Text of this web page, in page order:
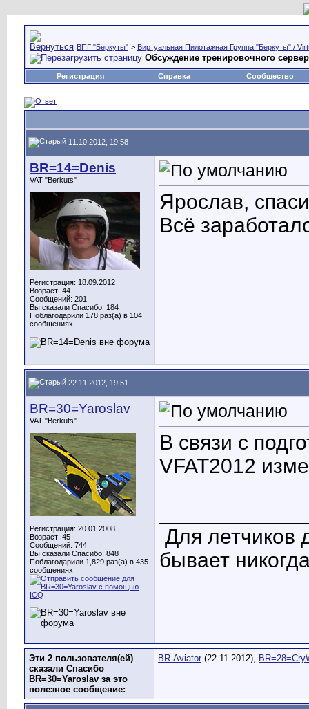
ВПГ "Беркуты" > Виртуальная Пилотажная Группа "Беркуты" /
Обсуждение тренировочного
Регистрация Справка Сообщество
11.10.2012, 19:58
BR=14=Denis
VAT "Berkuts"
Регистрация: 18.09.2012
Возраст: 44
Сообщений: 201
Вы сказали Спасибо: 184
Поблагодарили 178 раз(а) в 104
сообщениях
Ярослав,
Всё
22.11.2012, 19:51
BR=30=Yaroslav
VAT "Berkuts"
Регистрация: 20.01.2008
Возраст: 45
Сообщений: 744
Вы сказали Спасибо: 848
Поблагодарили 1,829 раз(а) в 435
сообщениях
В связи с
VFAT2012
Для летчиков
бывает
Эти 2 пользователя(ей)
сказали Спасибо
BR=30=Yaroslav за это
полезное сообщение:
BR-Aviator (22.11.2012),